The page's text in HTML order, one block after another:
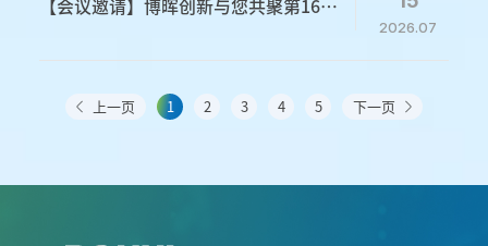
【会议邀请】博晖创新与您共聚第16届
2026.07
上一页 1 2 3 4 5 下一页